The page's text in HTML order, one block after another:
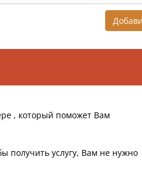
, который поможет Вам
получить услугу, Вам не нужно